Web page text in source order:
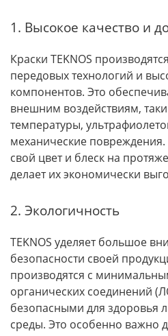
1. Высокое качество и
Краски TEKNOS
передовых технологий и
компонентов. Это
внешним воздействиям,
температуры,
механические
свой цвет и блеск на
делает их экономически
2. Экологичность
TEKNOS уделяет большое
безопасности своей
производятся с
органических соединений
безопасными для здоровья
среды. Это особенно важно